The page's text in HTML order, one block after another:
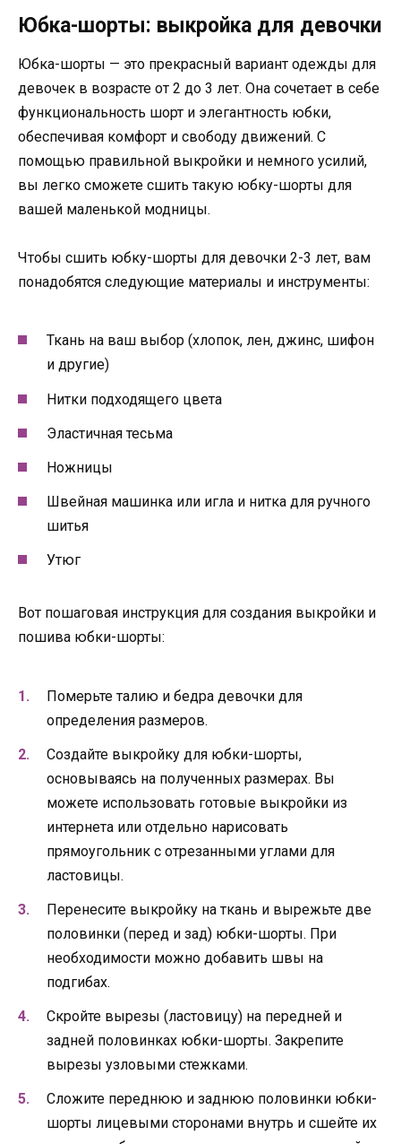
Юбка-шорты: выкройка для девочки
Юбка-шорты — это прекрасный вариант одежды для
девочек в возрасте от 2 до 3 лет. Она сочетает в себе
функциональность шорт и элегантность юбки,
обеспечивая комфорт и свободу движений. С
помощью правильной выкройки и немного усилий,
вы легко сможете сшить такую юбку-шорты для
вашей маленькой модницы.
Чтобы сшить юбку-шорты для девочки 2-3 лет, вам
понадобятся следующие материалы и инструменты:
Ткань на ваш выбор (хлопок, лен, джинс, шифон
и другие)
Нитки подходящего цвета
Эластичная тесьма
Ножницы
Швейная машинка или игла и нитка для ручного
шитья
Утюг
Вот пошаговая инструкция для создания выкройки и
пошива юбки-шорты:
Померьте талию и бедра девочки для
определения размеров.
Создайте выкройку для юбки-шорты,
основываясь на полученных размерах. Вы
можете использовать готовые выкройки из
интернета или отдельно нарисовать
прямоугольник с отрезанными углами для
ластовицы.
Перенесите выкройку на ткань и вырежьте две
половинки (перед и зад) юбки-шорты. При
необходимости можно добавить швы на
подгибах.
Скройте вырезы (ластовицу) на передней и
задней половинках юбки-шорты. Закрепите
вырезы узловыми стежками.
Сложите переднюю и заднюю половинки юбки-
шорты лицевыми сторонами внутрь и сшейте их